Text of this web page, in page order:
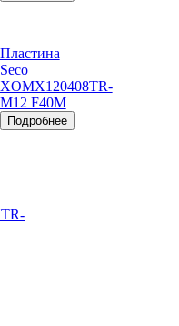
Пластина
Seco
XOMX120408TR-
M12 F40M